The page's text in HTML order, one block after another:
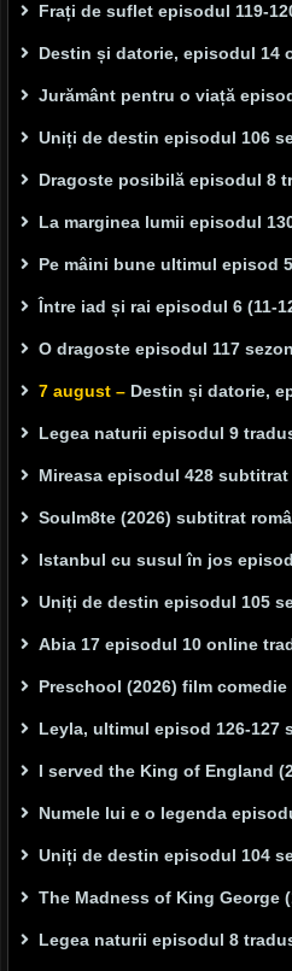
Frați de suflet episodul 119-
Destin și datorie, episodul 14
Jurământ pentru o viață
Uniți de destin episodul 106
Dragoste posibilă episodul 8
La marginea lumii episodul
Pe mâini bune ultimul episod
Între iad și rai episodul 6 (11-
O dragoste episodul 117
7 august – Destin și datorie,
Legea naturii episodul 9
Mireasa episodul 428 subtitrat
Soulm8te (2026) subtitrat
Istanbul cu susul în jos
Uniți de destin episodul 105
Abia 17 episodul 10 online
Preschool (2026) film comedie
Leyla, ultimul episod 126-127
I served the King of England
Numele lui e o legenda
Uniți de destin episodul 104
The Madness of King George
Legea naturii episodul 8